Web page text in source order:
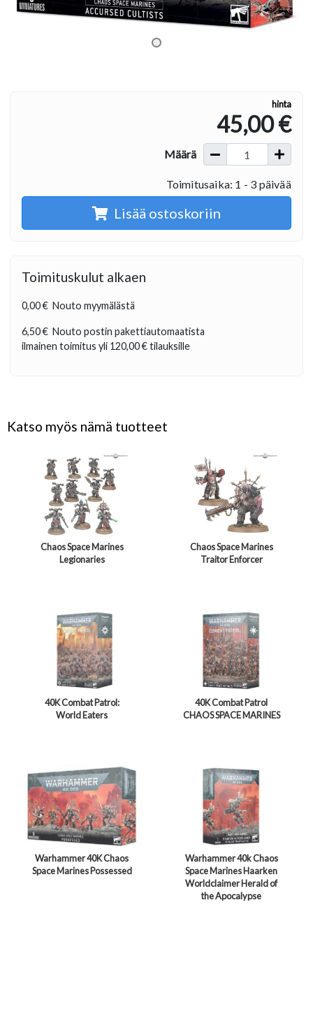
hinta
45,00 €
Määrä
Toimitusaika: 1 - 3 päivää
Lisää ostoskoriin
Toimituskulut alkaen
0,00 € Nouto myymälästä
6,50 € Nouto postin pakettiautomaatista
ilmainen toimitus yli 120,00 €tilauksille
Katso myös nämä tuotteet
Chaos Space Marines
Legionaries
Chaos Space Marines
Traitor Enforcer
40K Combat Patrol:
World Eaters
40K Combat Patrol
CHAOS SPACE MARINES
Warhammer 40K Chaos
Space Marines Possessed
Warhammer 40k Chaos
Space Marines Haarken
Worldclaimer Herald of
the Apocalypse